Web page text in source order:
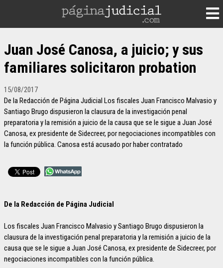
Juan José Canosa, a juicio; y sus
familiares solicitaron probation
15/08/2017
De la Redacción de Página Judicial Los fiscales Juan Francisco Malvasio y
Santiago Brugo dispusieron la clausura de la investigación penal
preparatoria y la remisión a juicio de la causa que se le sigue a Juan José
Canosa, ex presidente de Sidecreer, por negociaciones incompatibles con
la función pública. Canosa está acusado por haber contratado
De la Redacción de Página Judicial
Los fiscales Juan Francisco Malvasio y Santiago Brugo dispusieron la
clausura de la investigación penal preparatoria y la remisión a juicio de la
causa que se le sigue a Juan José Canosa, ex presidente de Sidecreer, por
negociaciones incompatibles con la función pública.